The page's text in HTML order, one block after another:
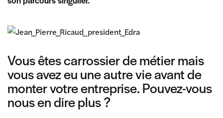
Vous êtes carrossier de métier mais
vous avez eu une autre vie avant de
monter votre entreprise. Pouvez-vous
nous en dire plus ?